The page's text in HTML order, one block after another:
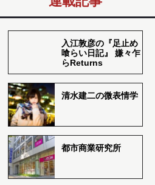
入江敦彦の『足止め
喰らい日記』 嫌々乍
らReturns
清水建二の微表情学
都市商業研究所